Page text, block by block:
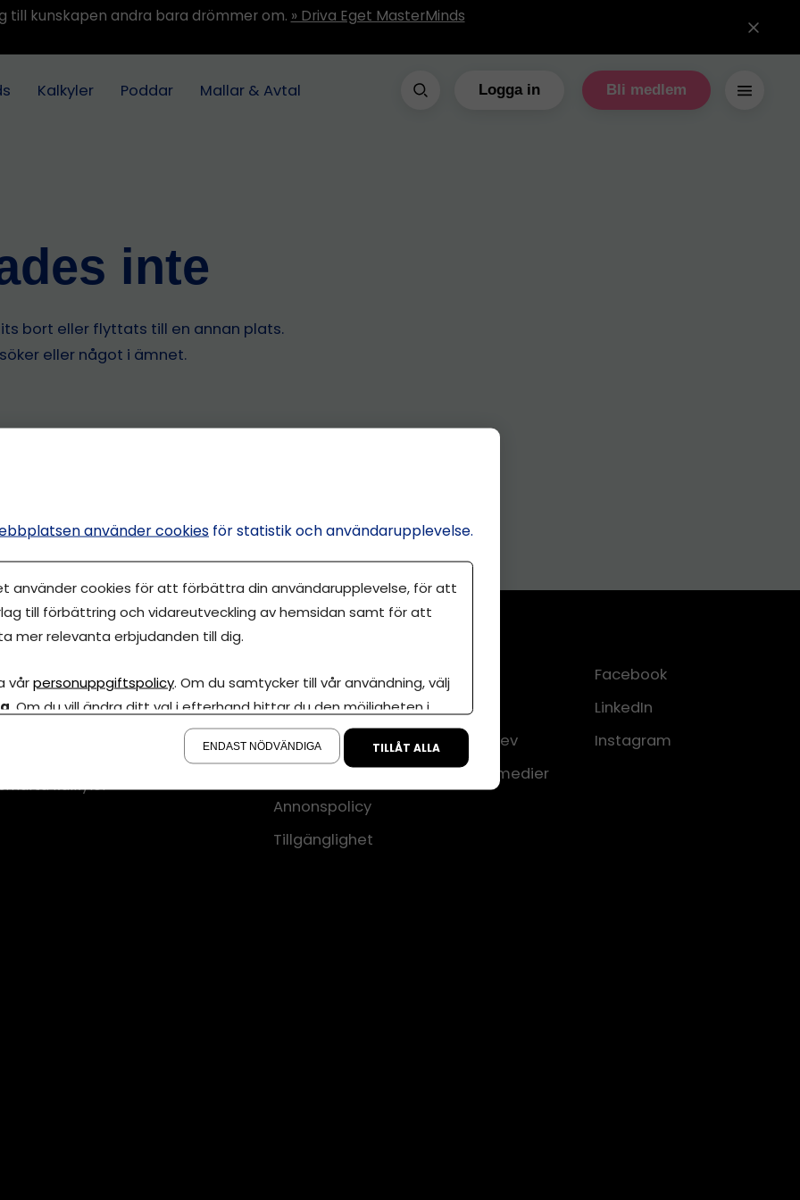
till kunskapen andra bara drömmer om. » Driva Eget MasterMinds
Kalkyler Poddar Mallar & Avtal Logga in Bli medlem
inte
bort eller flyttats till en annan plats.
eller något i ämnet.
Eget är en
000-tals
kalkyler
Annonsera
Om cookies
Våra användarvillkor
Policy för AI
Annonspolicy
Tillgänglighet
Kontakt
Om oss
Nyhetsbrev
CMS för medier
Facebook
LinkedIn
Instagram
använder cookies för statistik och användarupplevelse.
använder cookies för att förbättra din användarupplevelse, för att
till förbättring och vidareutveckling av hemsidan samt för att
mer relevanta erbjudanden till dig.
vårpersonuppgiftspolicy. Om du samtycker till vår användning, välj
. Om du vill ändra ditt val i efterhand hittar du den möjligheten i
ENDAST NÖDVÄNDIGA TILLÅT ALLA